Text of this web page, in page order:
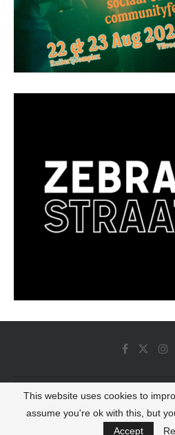
© 2022 - Luminous Dash
BACK TO
This website uses cookies to
assume you're ok with this, but
Accept